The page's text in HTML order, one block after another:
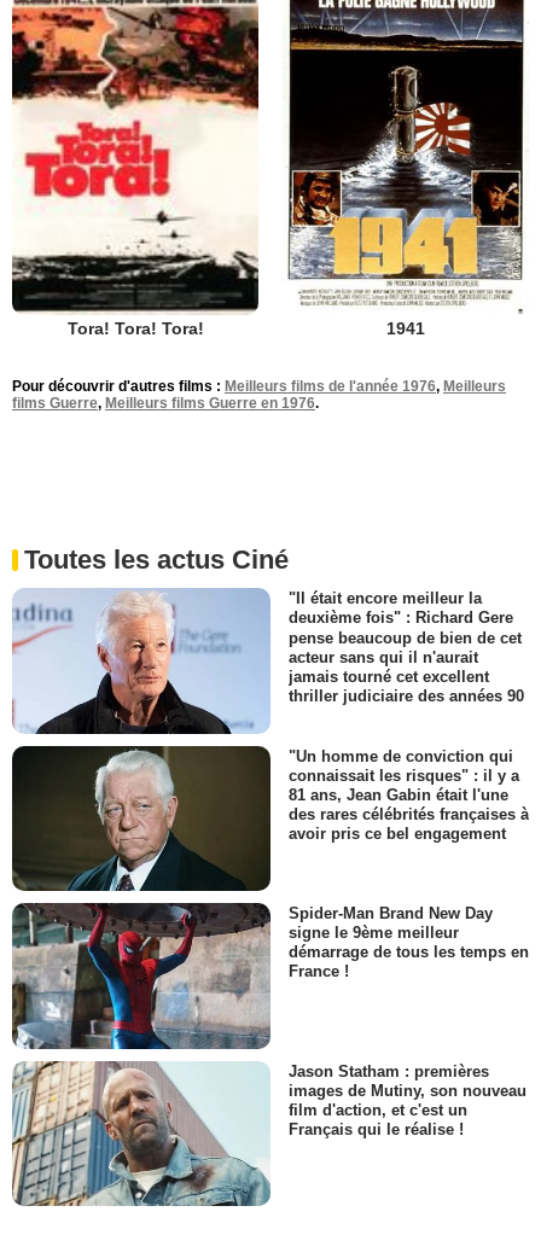
Tora! Tora! Tora! 1941
Pour découvrir d'autres films : Meilleurs films de l'année 1976, Meilleurs
films Guerre, Meilleurs films Guerre en 1976.
Toutes les actus Ciné
"Il était encore meilleur la
deuxième fois" : Richard Gere
pense beaucoup de bien de cet
acteur sans qui il n'aurait
jamais tourné cet excellent
thriller judiciaire des années 90
"Un homme de conviction qui
connaissait les risques" : il y a
81 ans, Jean Gabin était l'une
des rares célébrités françaises à
avoir pris ce bel engagement
Spider-Man Brand New Day
signe le 9ème meilleur
démarrage de tous les temps en
France !
Jason Statham : premières
images de Mutiny, son nouveau
film d'action, et c'est un
Français qui le réalise !